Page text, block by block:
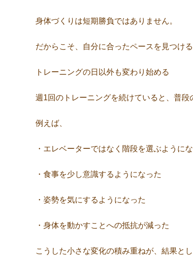
身体づくりは短期勝負ではありません。
だからこそ、自分に合ったペースを見つける
トレーニングの日以外も変わり始める
週1回のトレーニングを続けていると、普段
例えば、
・エレベーターではなく階段を選ぶように
・食事を少し意識するようになった
・姿勢を気にするようになった
・身体を動かすことへの抵抗が減った
こうした小さな変化の積み重ねが、結果と